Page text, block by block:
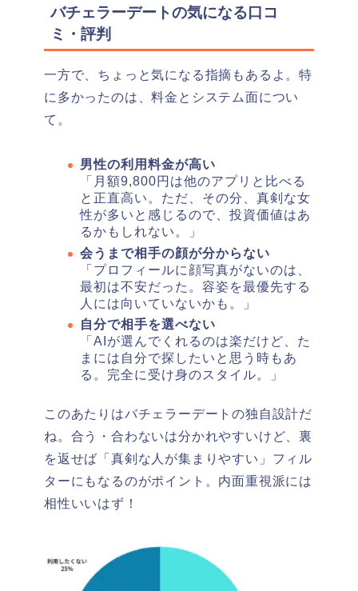
バチェラーデートの気になる口コ
ミ・評判
一方で、ちょっと気になる指摘もあるよ。特
に多かったのは、料金とシステム面につい
て。
男性の利用料金が高い
「月額9,800円は他のアプリと比べる
と正直高い。ただ、その分、真剣な女
性が多いと感じるので、投資価値はあ
るかもしれない。」
会うまで相手の顔が分からない
「プロフィールに顔写真がないのは、
最初は不安だった。容姿を最優先する
人には向いていないかも。」
自分で相手を選べない
「AIが選んでくれるのは楽だけど、た
まには自分で探したいと思う時もあ
る。完全に受け身のスタイル。」
このあたりはバチェラーデートの独自設計だ
ね。合う・合わないは分かれやすいけど、裏
を返せば「真剣な人が集まりやすい」フィル
ターにもなるのがポイント。内面重視派には
相性いいはず！